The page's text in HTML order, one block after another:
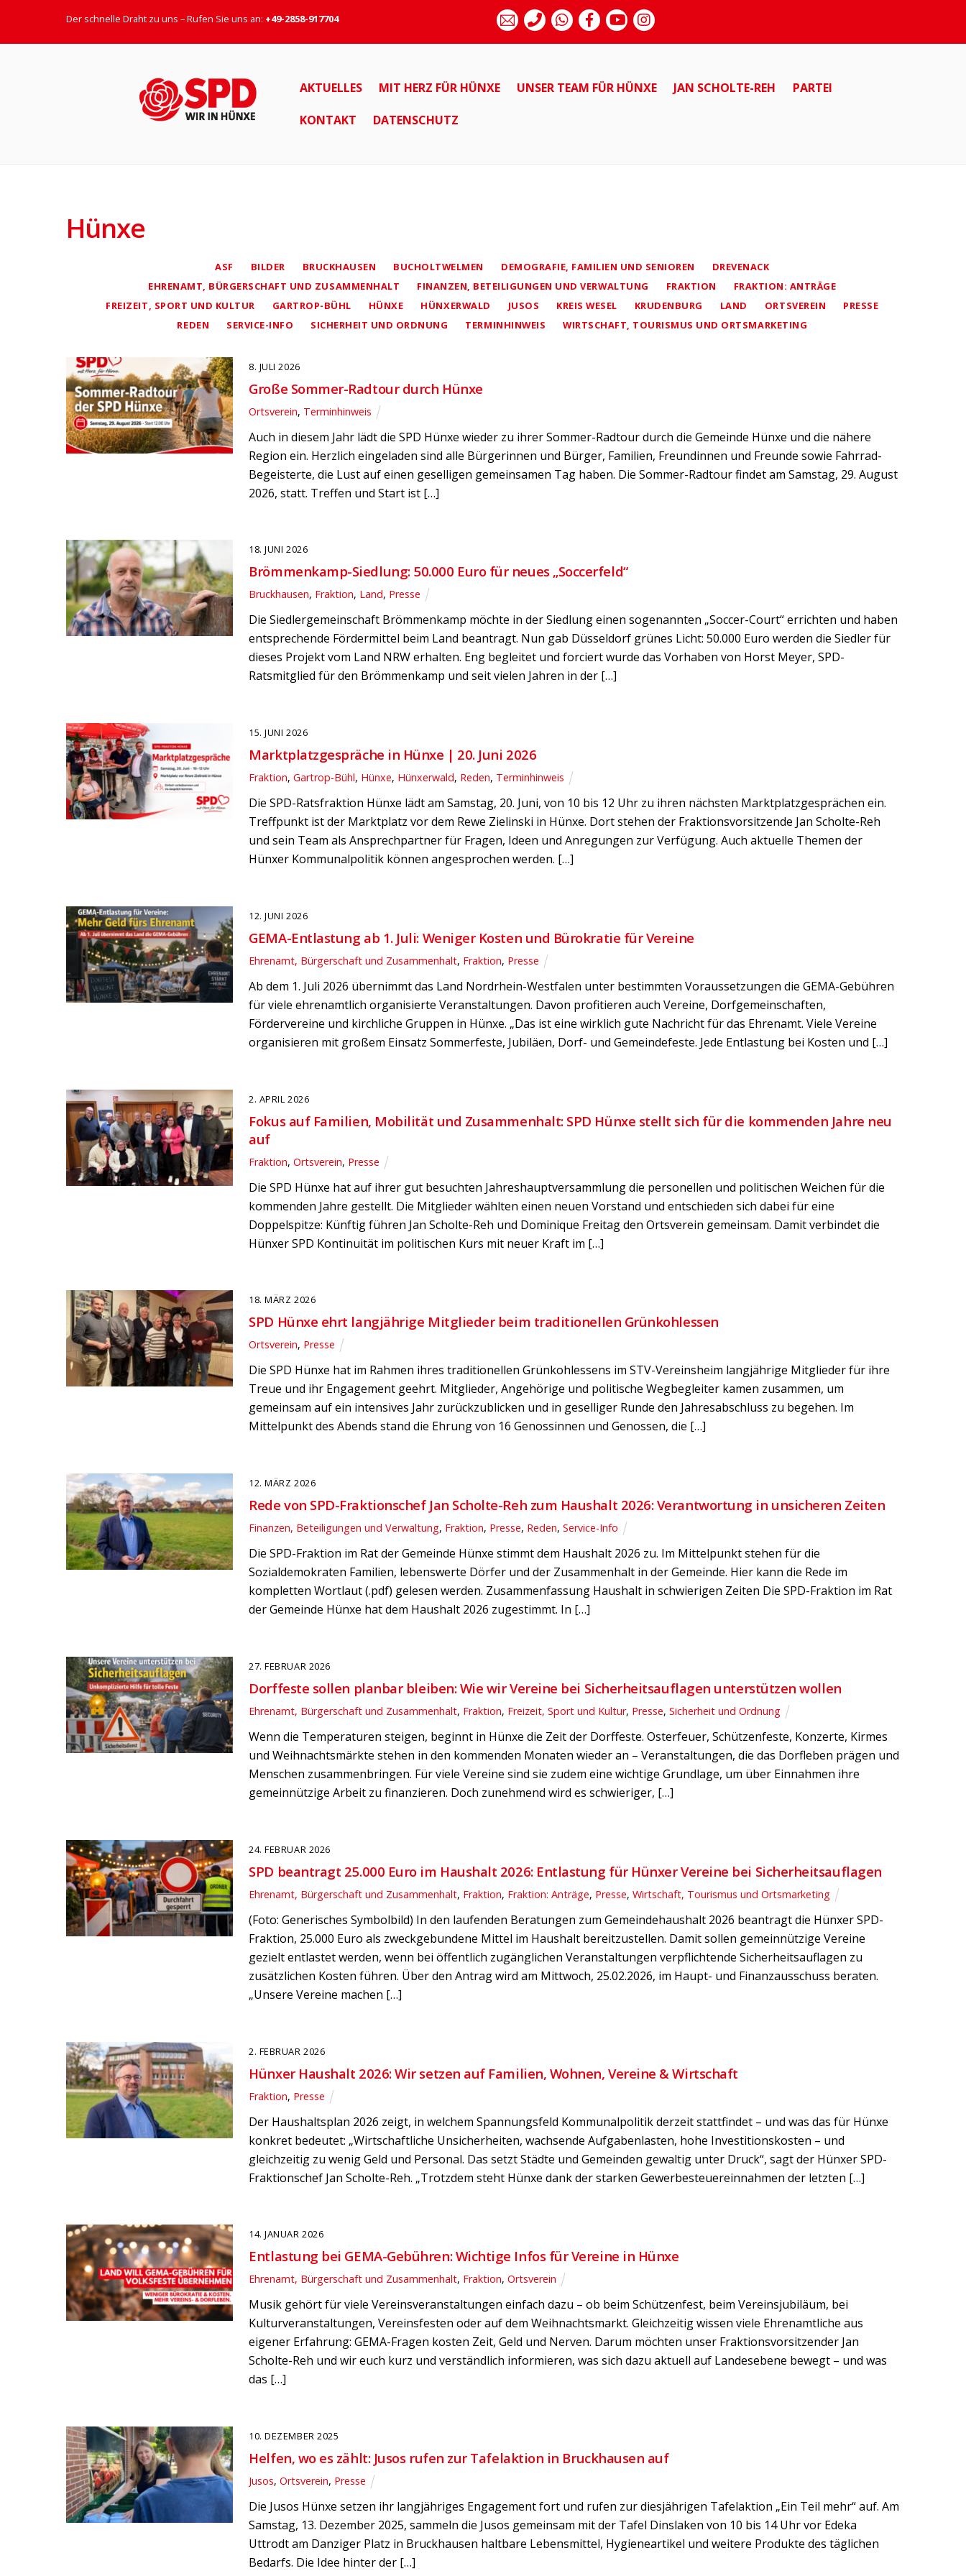
Der schnelle Draht zu uns – Rufen Sie uns an: +49-2858-917704
AKTUELLES MIT HERZ FÜR HÜNXE UNSER TEAM FÜR HÜNXE JAN SCHOLTE-REH PARTEI
KONTAKT DATENSCHUTZ
Hünxe
ASF BILDER BRUCKHAUSEN BUCHOLTWELMEN DEMOGRAFIE, FAMILIEN UND SENIOREN
DREVENACK
EHRENAMT, BÜRGERSCHAFT UND ZUSAMMENHALT
FINANZEN, BETEILIGUNGEN UND VERWALTUNG FRAKTION
FRAKTION: ANTRÄGE
FREIZEIT, SPORT UND KULTUR
GARTROP-BÜHL HÜNXE HÜNXERWALD JUSOS KREIS WESEL KRUDENBURG LAND ORTSVEREIN
PRESSE
REDEN
SERVICE-INFO SICHERHEIT UND ORDNUNG TERMINHINWEIS WIRTSCHAFT, TOURISMUS UND ORTSMARKETING
8. JULI 2026
Große Sommer-Radtour durch Hünxe
Ortsverein, Terminhinweis
Auch in diesem Jahr lädt die SPD Hünxe wieder zu ihrer Sommer-Radtour durch die Gemeinde Hünxe und die nähere
Region ein. Herzlich eingeladen sind alle Bürgerinnen und Bürger, Familien, Freundinnen und Freunde sowie Fahrrad-
Begeisterte, die Lust auf einen geselligen gemeinsamen Tag haben. Die Sommer-Radtour findet am Samstag, 29. August
2026, statt. Treffen und Start ist […]
18. JUNI 2026
Brömmenkamp-Siedlung: 50.000 Euro für neues „Soccerfeld“
Bruckhausen, Fraktion, Land, Presse
Die Siedlergemeinschaft Brömmenkamp möchte in der Siedlung einen sogenannten „Soccer-Court“ errichten und haben
entsprechende Fördermittel beim Land beantragt. Nun gab Düsseldorf grünes Licht: 50.000 Euro werden die Siedler für
dieses Projekt vom Land NRW erhalten. Eng begleitet und forciert wurde das Vorhaben von Horst Meyer, SPD-
Ratsmitglied für den Brömmenkamp und seit vielen Jahren in der […]
15. JUNI 2026
Marktplatzgespräche in Hünxe | 20. Juni 2026
Fraktion,Gartrop-Bühl, Hünxe, Hünxerwald, Reden, Terminhinweis
Die SPD-Ratsfraktion Hünxe lädt am Samstag, 20. Juni, von 10 bis 12 Uhr zu ihren nächsten Marktplatzgesprächen ein.
Treffpunkt ist der Marktplatz vor dem Rewe Zielinski in Hünxe. Dort stehen der Fraktionsvorsitzende Jan Scholte-Reh
und sein Team als Ansprechpartner für Fragen, Ideen und Anregungen zur Verfügung. Auch aktuelle Themen der
Hünxer Kommunalpolitik können angesprochen werden. […]
12. JUNI 2026
GEMA-Entlastung ab 1. Juli: Weniger Kosten und Bürokratie für Vereine
Ehrenamt, Bürgerschaft und Zusammenhalt, Fraktion, Presse
Ab dem 1. Juli 2026 übernimmt das Land Nordrhein-Westfalen unter bestimmten Voraussetzungen die GEMA-Gebühren
für viele ehrenamtlich organisierte Veranstaltungen. Davon profitieren auch Vereine, Dorfgemeinschaften,
Fördervereine und kirchliche Gruppen in Hünxe. „Das ist eine wirklich gute Nachricht für das Ehrenamt. Viele Vereine
organisieren mit großem Einsatz Sommerfeste, Jubiläen, Dorf- und Gemeindefeste. Jede Entlastung bei Kosten und […]
2. APRIL 2026
Fokus auf Familien, Mobilität und Zusammenhalt: SPD Hünxe stellt sich für die kommenden Jahre neu
auf
Fraktion,Ortsverein, Presse
Die SPD Hünxe hat auf ihrer gut besuchten Jahreshauptversammlung die personellen und politischen Weichen für die
kommenden Jahre gestellt. Die Mitglieder wählten einen neuen Vorstand und entschieden sich dabei für eine
Doppelspitze: Künftig führen Jan Scholte-Reh und Dominique Freitag den Ortsverein gemeinsam. Damit verbindet die
Hünxer SPD Kontinuität im politischen Kurs mit neuer Kraft im […]
18. MÄRZ 2026
SPD Hünxe ehrt langjährige Mitglieder beim traditionellen Grünkohlessen
Ortsverein, Presse
Die SPD Hünxe hat im Rahmen ihres traditionellen Grünkohlessens im STV-Vereinsheim langjährige Mitglieder für ihre
Treue und ihr Engagement geehrt. Mitglieder, Angehörige und politische Wegbegleiter kamen zusammen, um
gemeinsam auf ein intensives Jahr zurückzublicken und in geselliger Runde den Jahresabschluss zu begehen. Im
Mittelpunkt des Abends stand die Ehrung von 16 Genossinnen und Genossen, die […]
12. MÄRZ 2026
Rede von SPD-Fraktionschef Jan Scholte-Reh zum Haushalt 2026: Verantwortung in unsicheren Zeiten
Finanzen, Beteiligungen und Verwaltung, Fraktion, Presse, Reden,Service-Info
Die SPD-Fraktion im Rat der Gemeinde Hünxe stimmt dem Haushalt 2026 zu. Im Mittelpunkt stehen für die
Sozialdemokraten Familien, lebenswerte Dörfer und der Zusammenhalt in der Gemeinde. Hier kann die Rede im
kompletten Wortlaut (.pdf) gelesen werden. Zusammenfassung Haushalt in schwierigen Zeiten Die SPD-Fraktion im Rat
der Gemeinde Hünxe hat dem Haushalt 2026 zugestimmt. In […]
27. FEBRUAR 2026
Dorffeste sollen planbar bleiben: Wie wir Vereine bei Sicherheitsauflagen unterstützen wollen
Ehrenamt, Bürgerschaft und Zusammenhalt, Fraktion, Freizeit, Sport und Kultur, Presse,Sicherheit und Ordnung
Wenn die Temperaturen steigen, beginnt in Hünxe die Zeit der Dorffeste. Osterfeuer, Schützenfeste, Konzerte, Kirmes
und Weihnachtsmärkte stehen in den kommenden Monaten wieder an – Veranstaltungen, die das Dorfleben prägen und
Menschen zusammenbringen. Für viele Vereine sind sie zudem eine wichtige Grundlage, um über Einnahmen ihre
gemeinnützige Arbeit zu finanzieren. Doch zunehmend wird es schwieriger, […]
24. FEBRUAR 2026
SPD beantragt 25.000 Euro im Haushalt 2026: Entlastung für Hünxer Vereine bei Sicherheitsauflagen
Ehrenamt, Bürgerschaft und Zusammenhalt, Fraktion, Fraktion: Anträge, Presse,Wirtschaft, Tourismus und Ortsmarketing
(Foto: Generisches Symbolbild) In den laufenden Beratungen zum Gemeindehaushalt 2026 beantragt die Hünxer SPD-
Fraktion, 25.000 Euro als zweckgebundene Mittel im Haushalt bereitzustellen. Damit sollen gemeinnützige Vereine
gezielt entlastet werden, wenn bei öffentlich zugänglichen Veranstaltungen verpflichtende Sicherheitsauflagen zu
zusätzlichen Kosten führen. Über den Antrag wird am Mittwoch, 25.02.2026, im Haupt- und Finanzausschuss beraten.
„Unsere Vereine machen […]
2. FEBRUAR 2026
Hünxer Haushalt 2026: Wir setzen auf Familien, Wohnen, Vereine & Wirtschaft
Fraktion, Presse
Der Haushaltsplan 2026 zeigt, in welchem Spannungsfeld Kommunalpolitik derzeit stattfindet – und was das für Hünxe
konkret bedeutet: „Wirtschaftliche Unsicherheiten, wachsende Aufgabenlasten, hohe Investitionskosten – und
gleichzeitig zu wenig Geld und Personal. Das setzt Städte und Gemeinden gewaltig unter Druck“, sagt der Hünxer SPD-
Fraktionschef Jan Scholte-Reh. „Trotzdem steht Hünxe dank der starken Gewerbesteuereinnahmen der letzten […]
14. JANUAR 2026
Entlastung bei GEMA-Gebühren: Wichtige Infos für Vereine in Hünxe
Ehrenamt, Bürgerschaft und Zusammenhalt, Fraktion,Ortsverein
Musik gehört für viele Vereinsveranstaltungen einfach dazu – ob beim Schützenfest, beim Vereinsjubiläum, bei
Kulturveranstaltungen, Vereinsfesten oder auf dem Weihnachtsmarkt. Gleichzeitig wissen viele Ehrenamtliche aus
eigener Erfahrung: GEMA-Fragen kosten Zeit, Geld und Nerven. Darum möchten unser Fraktionsvorsitzender Jan
Scholte-Reh und wir euch kurz und verständlich informieren, was sich dazu aktuell auf Landesebene bewegt – und was
das […]
10. DEZEMBER 2025
Helfen, wo es zählt: Jusos rufen zur Tafelaktion in Bruckhausen auf
Jusos,Ortsverein, Presse
Die Jusos Hünxe setzen ihr langjähriges Engagement fort und rufen zur diesjährigen Tafelaktion „Ein Teil mehr“ auf. Am
Samstag, 13. Dezember 2025, sammeln die Jusos gemeinsam mit der Tafel Dinslaken von 10 bis 14 Uhr vor Edeka
Uttrodt am Danziger Platz in Bruckhausen haltbare Lebensmittel, Hygieneartikel und weitere Produkte des täglichen
Bedarfs. Die Idee hinter der […]